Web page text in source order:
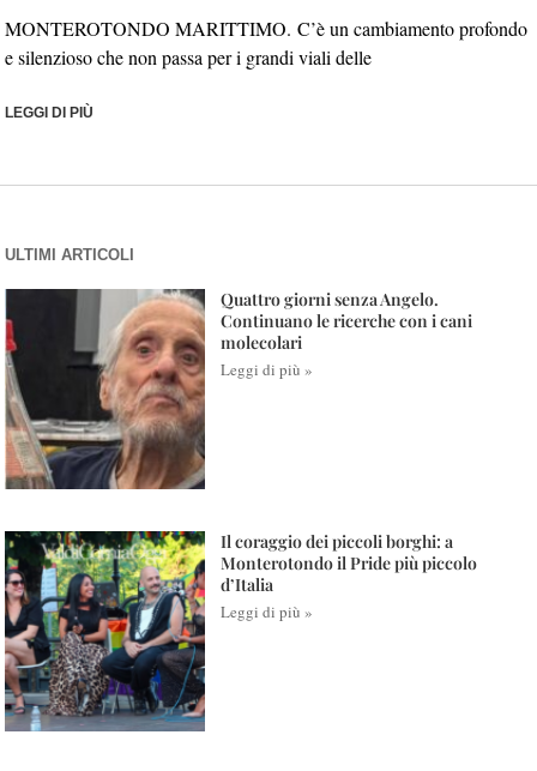
MONTEROTONDO MARITTIMO. C’è un cambiamento profondo
e silenzioso che non passa per i grandi viali delle
LEGGI DI PIÙ
ULTIMI ARTICOLI
Quattro giorni senza Angelo.
Continuano le ricerche con i cani
molecolari
Leggi di più »
Il coraggio dei piccoli borghi: a
Monterotondo il Pride più piccolo
d’Italia
Leggi di più »